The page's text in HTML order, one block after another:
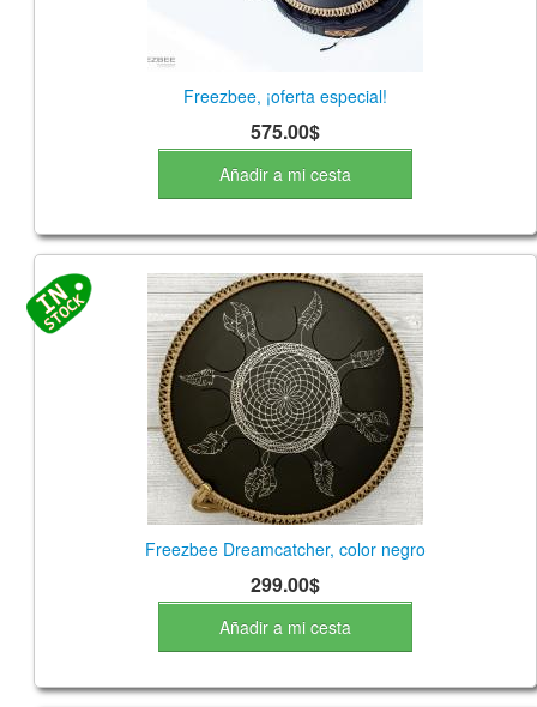
Freezbee, ¡oferta especial!
575.00$
Añadir a mi cesta
Freezbee Dreamcatcher, color negro
299.00$
Añadir a mi cesta